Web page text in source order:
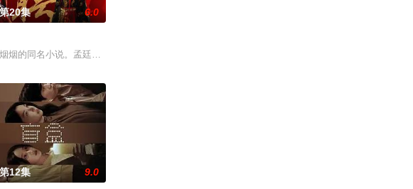
获数起重案要案的艰
初心、勇敢面对困难的爱情故事。通过剧中主人公在成长的道
住屋，晚上鬼占房”的阴阳宅，江淮被掳走配“阴婚”。他与女探长穆英搭档，侦破阎王娶亲、
20集 6.0
烟的同名小说。孟廷辉，大平王朝有史以来个以女子进士科三元及第入翰林院的奇女子。十年前的
12集 9.0